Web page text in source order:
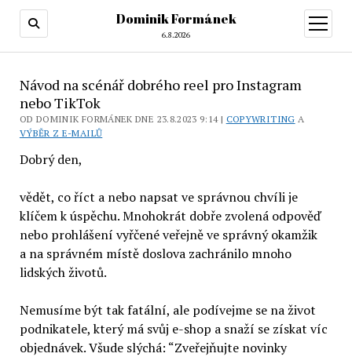
Dominik Formánek
6.8.2026
otevřít
menu
Návod na scénář dobrého reel pro Instagram
nebo TikTok
OD DOMINIK FORMÁNEK DNE 23.8.2023 9:14 | COPYWRITING A
VÝBĚR Z E-MAILŮ
Dobrý den,
vědět, co říct a nebo napsat ve správnou chvíli je
klíčem k úspěchu. Mnohokrát dobře zvolená odpověď
nebo prohlášení vyřčené veřejně ve správný okamžik
a na správném místě doslova zachránilo mnoho
lidských životů.
Nemusíme být tak fatální, ale podívejme se na život
podnikatele, který má svůj e-shop a snaží se získat víc
objednávek. Všude slýchá: “Zveřejňujte novinky